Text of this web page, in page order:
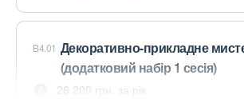
B4.01 Декоративно-прикладне
(додатковий набір 1 сесія)
26 200 грн. за рік